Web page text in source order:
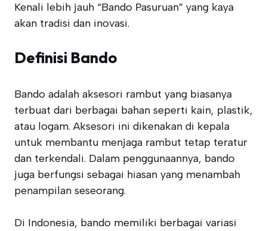
Kenali lebih jauh “Bando Pasuruan” yang kaya
akan tradisi dan inovasi.
Definisi Bando
Bando adalah aksesori rambut yang biasanya
terbuat dari berbagai bahan seperti kain, plastik,
atau logam. Aksesori ini dikenakan di kepala
untuk membantu menjaga rambut tetap teratur
dan terkendali. Dalam penggunaannya, bando
juga berfungsi sebagai hiasan yang menambah
penampilan seseorang.
Di Indonesia, bando memiliki berbagai variasi